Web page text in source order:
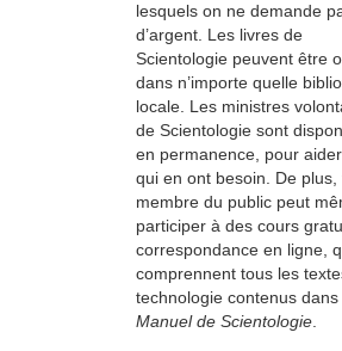
lesquels on ne demande
d’argent. Les livres de
Scientologie peuvent être
dans n’importe quelle
locale. Les ministres
de Scientologie sont
en permanence, pour
qui en ont besoin. De plus,
membre du public peut
participer à des cours
correspondance en ligne,
comprennent tous les
technologie contenus dans
Manuel de Scientologie